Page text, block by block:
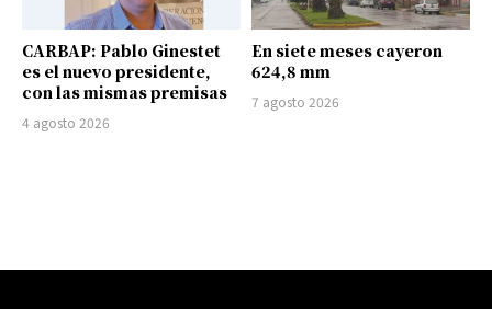
CARBAP: Pablo Ginestet
es el nuevo presidente,
con las mismas premisas
4 agosto 2026
En siete meses cayeron
624,8 mm
7 agosto 2026